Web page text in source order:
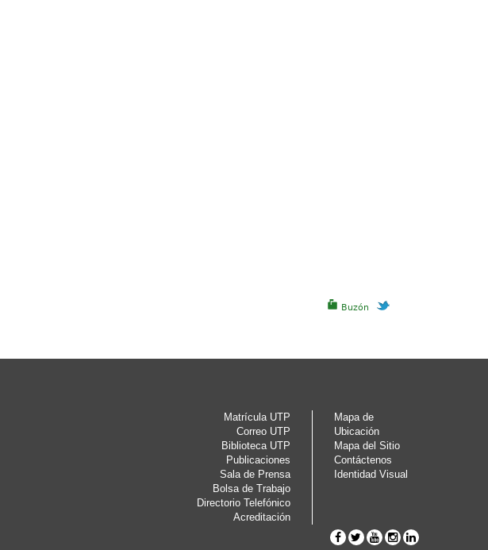
Buzón
Matrícula UTP
Correo UTP
Biblioteca UTP
Publicaciones
Sala de Prensa
Bolsa de Trabajo
Directorio Telefónico
Acreditación
Mapa de
Ubicación
Mapa del Sitio
Contáctenos
Identidad Visual